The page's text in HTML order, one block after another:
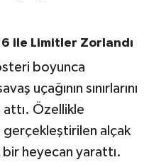
ile Limitler Zorlandı
boyunca
uçağının sınırlarını
Özellikle
gerçekleştirilen alçak
heyecan yarattı.